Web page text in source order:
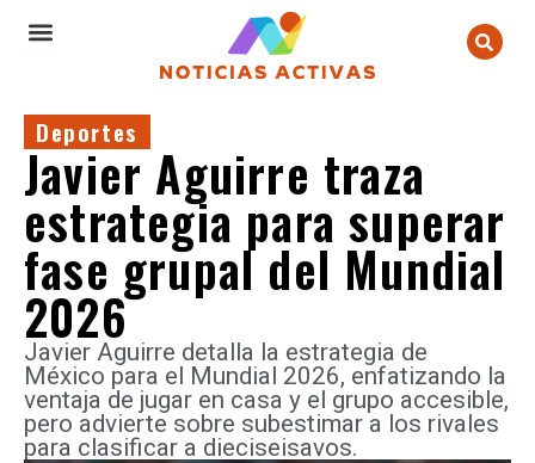
Deportes
Javier Aguirre traza
estrategia para superar
fase grupal del Mundial
2026
Javier Aguirre detalla la estrategia de
México para el Mundial 2026, enfatizando la
ventaja de jugar en casa y el grupo accesible,
pero advierte sobre subestimar a los rivales
para clasificar a dieciseisavos.